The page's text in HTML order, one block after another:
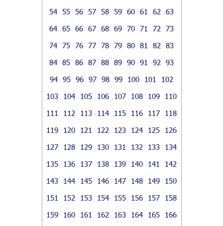
54 55 56 57 58 59 60 61 62
63
64 65 66 67 68 69 70 71 72
73
74 75 76 77 78 79 80 81 82
83
84 85 86 87 88 89 90 91 92
93
94 95 96 97 98 99 100 101
102
103
104 105 106 107 108 109
110
111
112 113 114 115 116 117
118
119
120 121 122 123 124 125
126
127
128 129 130 131 132 133
134
135
136 137 138 139 140 141
142
143
144 145 146 147 148 149
150
151
152 153 154 155 156 157
158
159
160 161 162 163 164 165
166